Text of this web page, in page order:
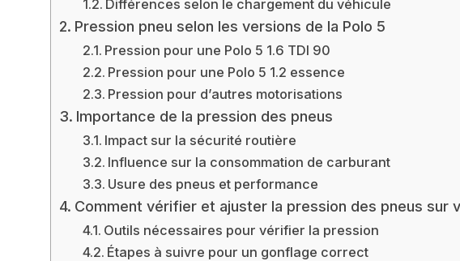
Différences selon le chargement du véhicule
Pression pneu selon les versions de la Polo 5
Pression pour une Polo 5 1.6 TDI 90
Pression pour une Polo 5 1.2 essence
Pression pour d’autres motorisations
Importance de la pression des pneus
Impact sur la sécurité routière
Influence sur la consommation de carburant
Usure des pneus et performance
Comment vérifier et ajuster la pression des pneus sur
Outils nécessaires pour vérifier la pression
Étapes à suivre pour un gonflage correct